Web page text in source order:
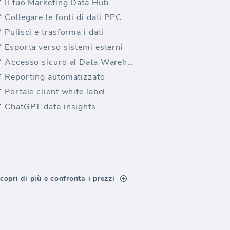
Il tuo Marketing Data Hub
Collegare le fonti di dati PPC
Pulisci e trasforma i dati
Esporta verso sistemi esterni
Accesso sicuro al Data Warehouse
Reporting automatizzato
Portale client white label
ChatGPT data insights
di più e confronta i prezzi